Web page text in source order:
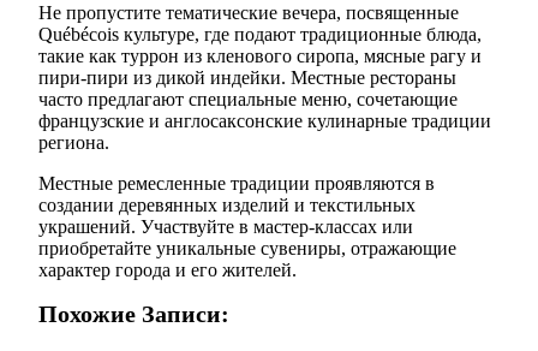
Не пропустите тематические вечера, посвященные
Québécois культуре, где подают традиционные блюда,
такие как туррон из кленового сиропа, мясные рагу и
пири-пири из дикой индейки. Местные рестораны
часто предлагают специальные меню, сочетающие
французские и англосаксонские кулинарные традиции
региона.
Местные ремесленные традиции проявляются в
создании деревянных изделий и текстильных
украшений. Участвуйте в мастер-классах или
приобретайте уникальные сувениры, отражающие
характер города и его жителей.
Похожие Записи: